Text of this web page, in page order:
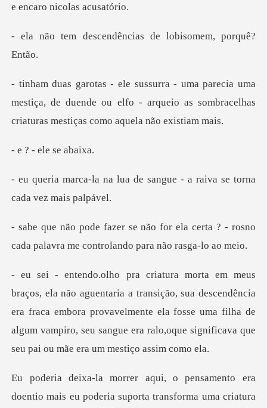
endências de lobis
ma
mestiça, de duende ou elfo - arqueio as sombracel
ele se
a de sangue - a raiva se t
ela certa ? - rosno
cada palavra me c
o, sua descendência
era fraca embora provavelmente ela fosse uma filha de
algum vampiro,
uma criatura